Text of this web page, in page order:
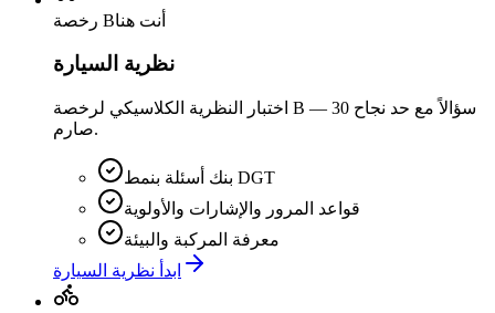
رخصة Bأنت هنا
نظرية السيارة
اختبار النظرية الكلاسيكي لرخصة B — 30 سؤالاً مع حد نجاح
صارم.
بنك أسئلة بنمط DGT
قواعد المرور والإشارات والأولوية
معرفة المركبة والبيئة
ابدأ نظرية السيارة